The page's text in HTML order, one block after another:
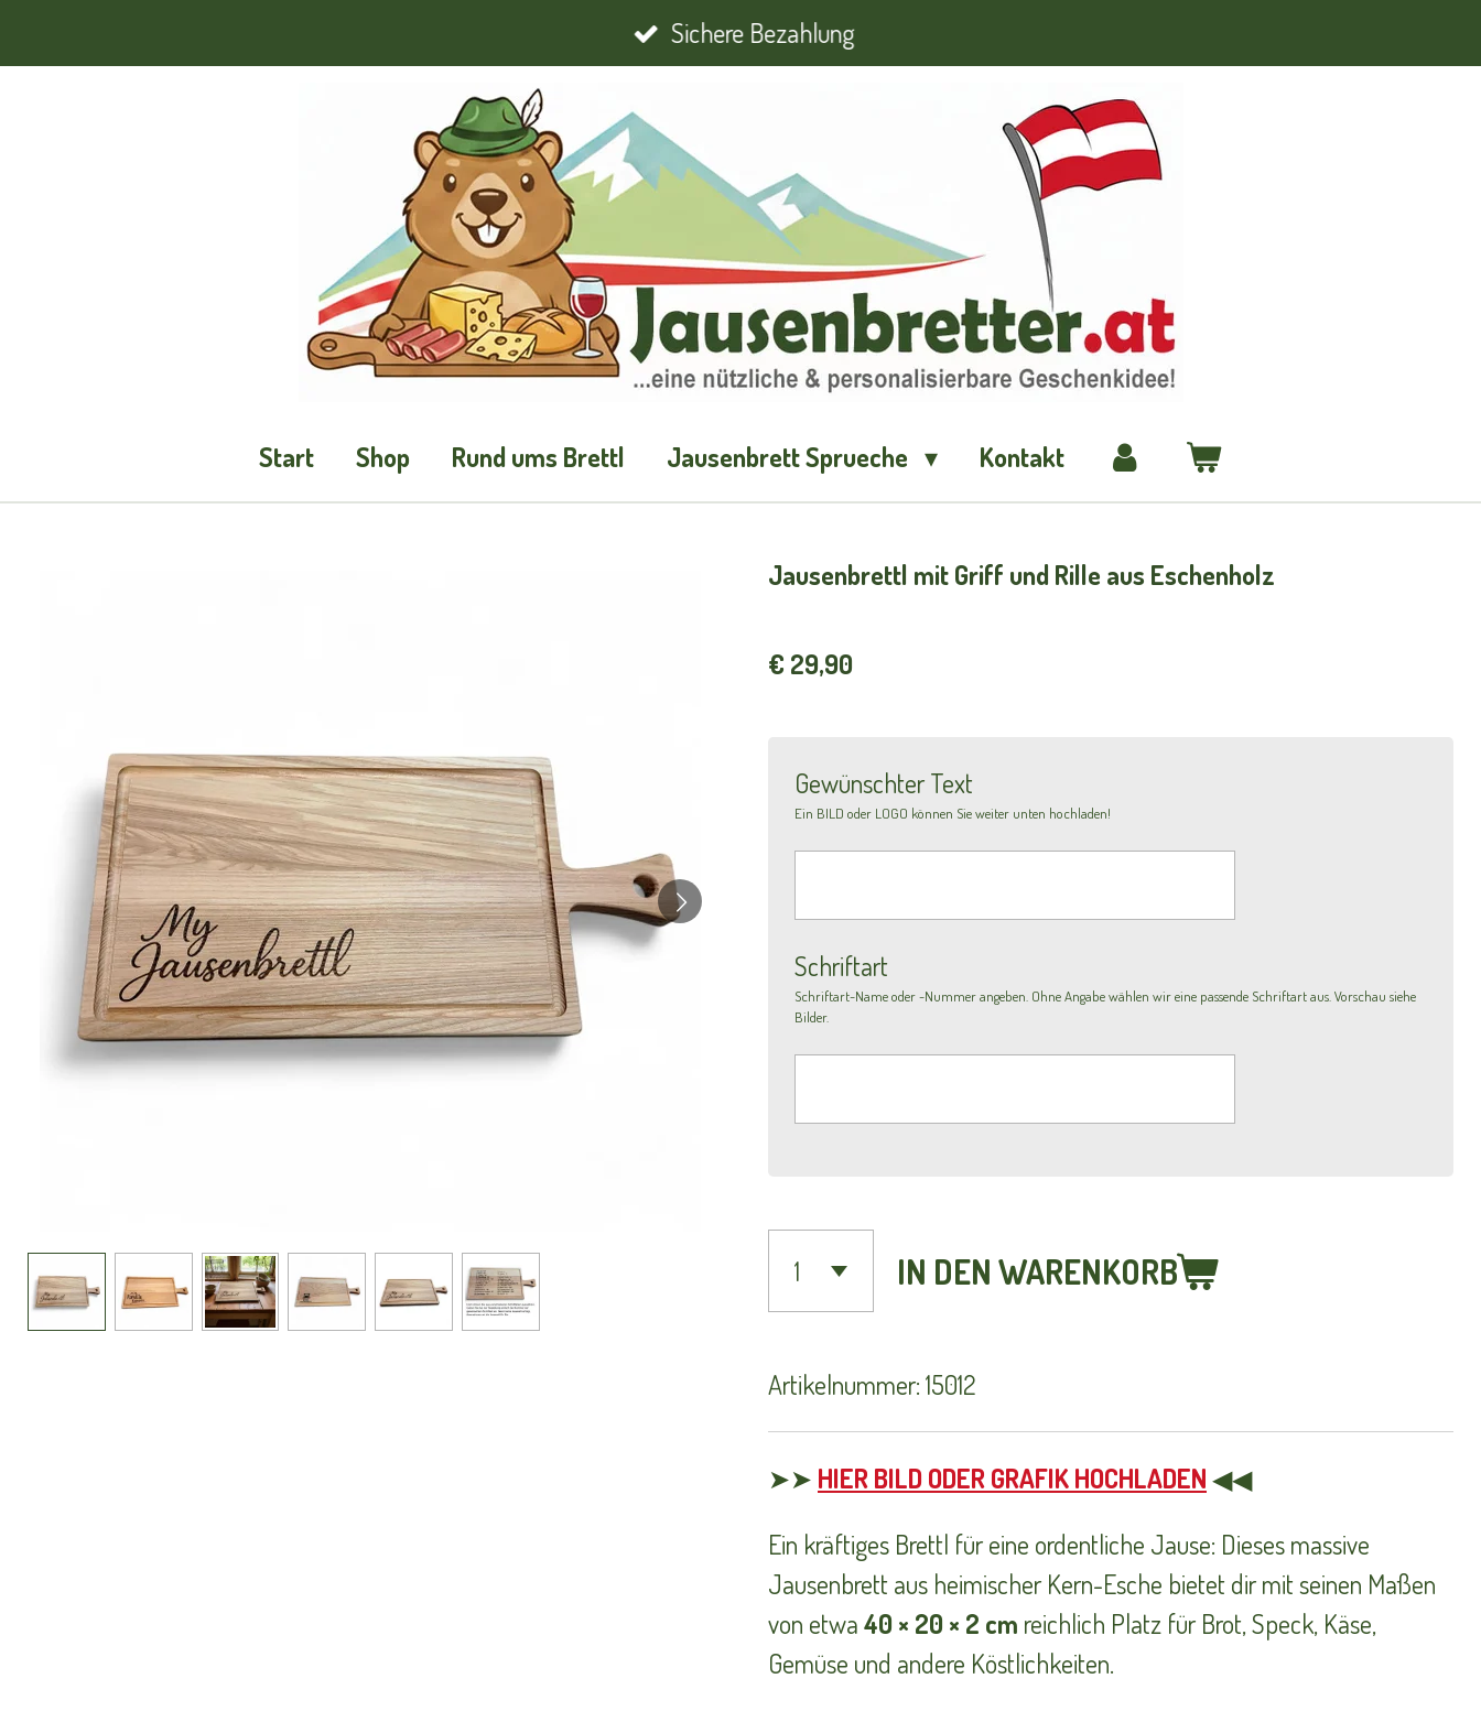
Hauptinhalt
Sichere Bezahlung
Start Shop Rund ums Brettl Jausenbrett Sprueche Kontakt
Jausenbrettl mit Griff und Rille aus Eschenholz
€ 29,90
Gewünschter Text
Ein BILD oder LOGO können Sie weiter unten hochladen!
Schriftart
Schriftart-Name oder -Nummer angeben. Ohne Angabe wählen wir eine passende Schriftart aus. Vorschau siehe
Bilder.
IN DEN WARENKORB
Artikelnummer:15012
➤➤ HIER BILD ODER GRAFIK HOCHLADEN◀◀
Ein kräftiges Brettl für eine ordentliche Jause: Dieses massive
Jausenbrett aus heimischer Kern-Esche bietet dir mit seinen Maßen
von etwa40 × 20 × 2 cm reichlich Platz für Brot, Speck, Käse,
Gemüse und andere Köstlichkeiten.